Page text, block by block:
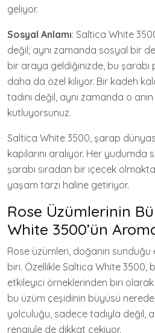
geliyor.
Sosyal Anlamı: Saltica White
değil; aynı zamanda sosyal bir
bir araya geldiğinizde, bu şarabı
daha da özel kılıyor. Bir kadeh
tadını değil, aynı zamanda o
kutluyorsunuz.
Saltica White 3500, şarap
kapılarını aralıyor. Her
şarabı sıradan bir içecek
yaşam tarzı haline getiriyor.
Rose Üzümlerinin
White 3500’ün
Rose üzümleri, doğanın
biri. Özellikle Saltica White 3500,
etkileyici örneklerinden biri olarak
bu üzüm çeşidinin büyüsü
yolculuğu, sadece tadıyla değil,
rengiyle de dikkat çekiyor.